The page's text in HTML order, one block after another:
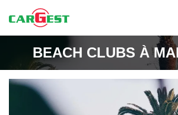
BEACH CLUBS À